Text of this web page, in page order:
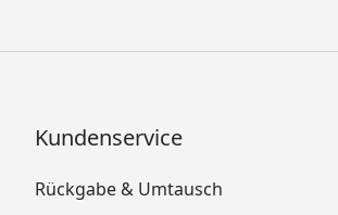
Kundenservice
Rückgabe & Umtausch